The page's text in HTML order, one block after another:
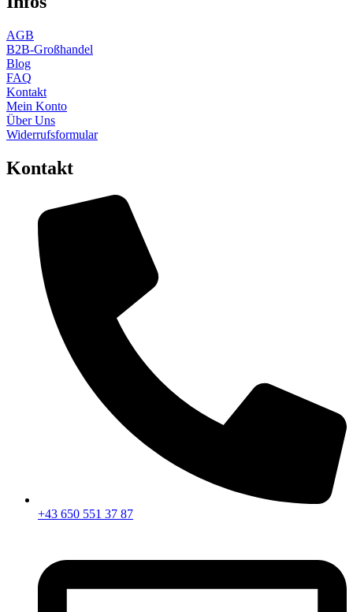
AGB
B2B-Großhandel
Blog
FAQ
Kontakt
Mein Konto
Über Uns
Widerrufsformular
Kontakt
+43 650 551 37 87